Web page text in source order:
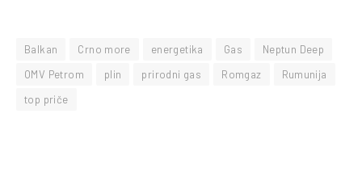
Balkan Crno more energetika Gas
Neptun Deep
OMV Petrom
plin prirodni gas Romgaz
Rumunija
top priče